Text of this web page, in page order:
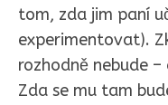
tom, zda jim paní
experimentovat).
rozhodně nebude
Zda se mu tam